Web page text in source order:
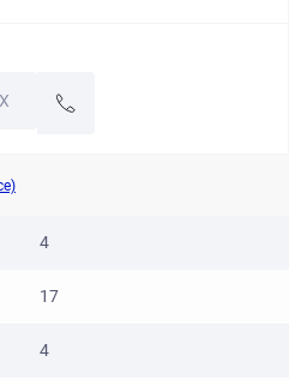
4
17
4